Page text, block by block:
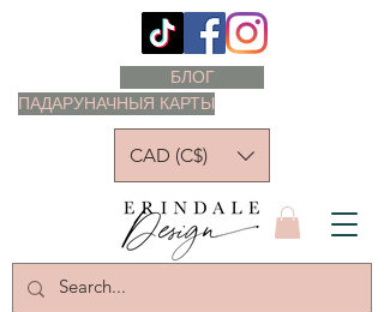
ПАДАРУНАЧНЫЯ КАРТЫ
БЛОГ
CAD (C$)